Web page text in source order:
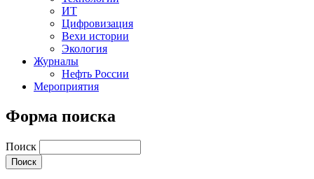
ИТ
Цифровизация
Вехи истории
Экология
Журналы
Нефть России
Мероприятия
Форма поиска
Поиск